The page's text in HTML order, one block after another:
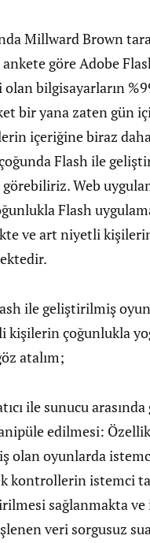
Millward Brown
göre Adobe
bilgisayarların
bir yana zaten gün
içeriğine biraz
Flash ile
görebiliriz. Web
Flash
ve art niyetli
ile geliştirilmiş
kişilerin çoğunlukla
atalım;
ile sunucu
edilmesi:
olan oyunlarda
kontrollerin istemci
sağlanmakta
veri sorgusuz